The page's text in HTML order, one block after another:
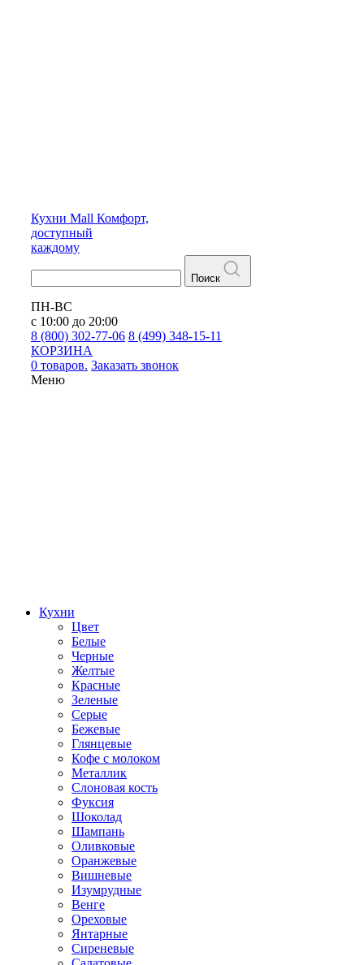
Кухни Mall Комфорт,
доступный
каждому
Поиск
ПН-ВС
с 10:00 до 20:00
8 (800) 302-77-06 8 (499) 348-15-11
КОРЗИНА
0 товаров. Заказать звонок
Меню
Кухни
Цвет
Белые
Черные
Желтые
Красные
Зеленые
Серые
Бежевые
Глянцевые
Кофе с молоком
Металлик
Слоновая кость
Фуксия
Шоколад
Шампань
Оливковые
Оранжевые
Вишневые
Изумрудные
Венге
Ореховые
Янтарные
Сиреневые